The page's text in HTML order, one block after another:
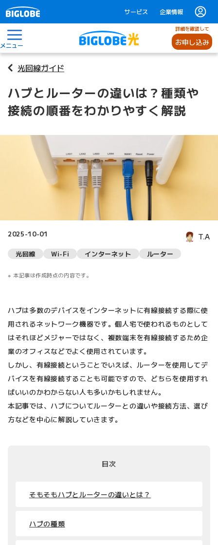
サービス 企業情報
メニュー
詳細を確認して
お申し込み
光回線ガイド
ハブとルーターの違いは？種類や
接続の順番をわかりやすく解説
2025-10-01 T.A
光回線 Wi-Fi インターネット ルーター
本記事は作成時点の内容です。
ハブは多数のデバイスをインターネットに有線接続する際に使
用されるネットワーク機器です。個人宅で使われるものとして
はそれほどメジャーではなく、複数端末を有線接続するため企
業のオフィスなどでよく使用されています。
しかし、有線接続ということでいえば、ルーターを使用してデ
バイスを有線接続することも可能ですので、どちらを使用すれ
ばいいのかわからない人も多いかもしれません。
本記事では、ハブについてルーターとの違いや接続方法、選び
方などを中心に解説していきます。
目次
そもそもハブとルーターの違いとは？
ハブの種類